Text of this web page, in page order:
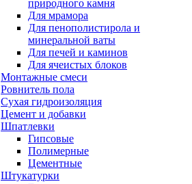
природного камня
Для мрамора
Для пенополистирола и
минеральной ваты
Для печей и каминов
Для ячеистых блоков
Монтажные смеси
Ровнитель пола
Сухая гидроизоляция
Цемент и добавки
Шпатлевки
Гипсовые
Полимерные
Цементные
Штукатурки